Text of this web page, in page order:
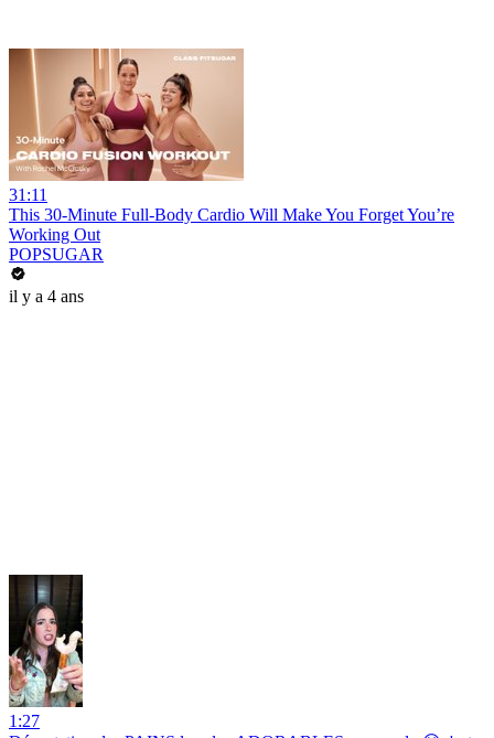
31:11
This 30-Minute Full-Body Cardio Will Make You Forget You’re
Working Out
POPSUGAR
il y a 4 ans
1:27